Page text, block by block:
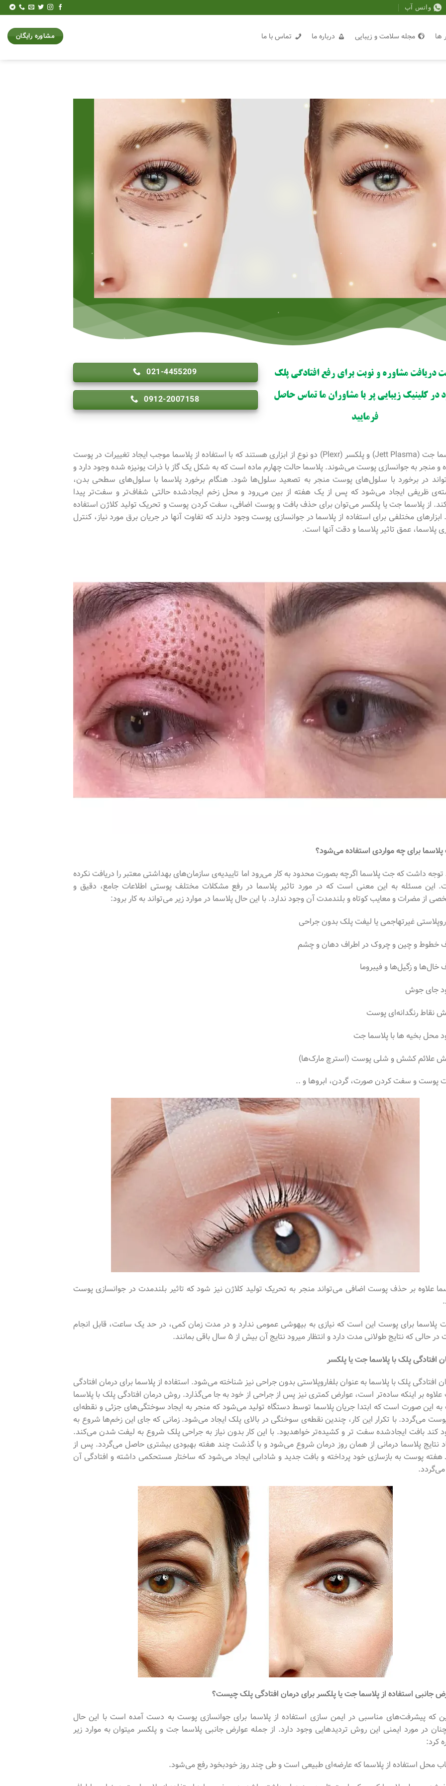
واتس آپ
ها مجله سلامت و زیبایی درباره ما تماس با ما مشاوره رایگان
دریافت مشاوره و نوبت برای رفع افتادگی پلک
در کلینیک زیبایی پر با مشاوران ما تماس حاصل
فرمایید
021-4455209
0912-2007158
پلاسما جت (Jett Plasma) و پلکسر (Plexr) دو نوع از ابزاری هستند که با استفاده از پلاسما موجب ایجاد تغییرات در پوست
و منجر به جوانسازی پوست می‌شوند. پلاسما حالت چهارم ماده است که به شکل یک گاز با ذرات یونیزه شده وجود دارد و
در برخورد با سلول‌های پوست منجر به تصعید سلول‌ها شود. هنگام برخورد پلاسما با سلول‌های سطحی بدن،
ظریفی ایجاد می‌شود که پس از یک هفته از بین می‌رود و محل زخم ایجادشده حالتی شفاف‌تر و سفت‌تر پیدا
از پلاسما جت یا پلکسر می‌توان برای حذف بافت و پوست اضافی، سفت کردن پوست و تحریک تولید کلاژن استفاده
ابزارهای مختلفی برای استفاده از پلاسما در جوانسازی پوست وجود دارند که تفاوت آنها در جریان برق مورد نیاز، کنترل
پلاسما، عمق تاثیر پلاسما و دقت آنها است.
برای چه مواردی استفاده می‌شود؟
توجه داشت که جت پلاسما اگرچه بصورت محدود به کار می‌رود اما تاییدیه‌ی سازمان‌های بهداشتی معتبر را دریافت نکرده
این مسئله به این معنی است که در مورد تاثیر پلاسما در رفع مشکلات مختلف پوستی اطلاعات جامع، دقیق و
از مضرات و معایب کوتاه و بلندمدت آن وجود ندارد. با این حال پلاسما در موارد زیر می‌تواند به کار برود:
غیرتهاجمی یا لیفت پلک بدون جراحی
خطوط و چین و چروک در اطراف دهان و چشم
و زگیل‌ها و فیبروما
جای جوش
نقاط رنگدانه‌ای پوست
محل بخیه ها با پلاسما جت
علائم کشش و شلی پوست (استرچ مارک‌ها)
پوست و سفت کردن صورت، گردن، ابروها و ..
علاوه بر حذف پوست اضافی می‌تواند منجر به تحریک تولید کلاژن نیز شود که تاثیر بلندمدت در جوانسازی پوست
پلاسما برای پوست این است که نیازی به بیهوشی عمومی ندارد و در مدت زمان کمی، در حد یک ساعت، قابل انجام
حالی که نتایج طولانی مدت دارد و انتظار میرود نتایج آن بیش از ۵ سال باقی بمانند.
افتادگی پلک با پلاسما جت یا پلکسر
افتادگی پلک با پلاسما به عنوان بلفاروپلاستی بدون جراحی نیز شناخته می‌شود. استفاده از پلاسما برای درمان افتادگی
بر اینکه ساده‌تر است، عوارض کمتری نیز پس از جراحی از خود به جا می‌گذارد. روش درمان افتادگی پلک با پلاسما
این صورت است که ابتدا جریان پلاسما توسط دستگاه تولید می‌شود که منجر به ایجاد سوختگی‌های جزئی و نقطه‌ای
می‌گردد. با تکرار این کار، چندین نقطه‌ی سوختگی در بالای پلک ایجاد می‌شود. زمانی که جای این زخم‌ها شروع به
کند بافت ایجادشده سفت تر و کشیده‌تر خواهدبود. با این کار بدون نیاز به جراحی پلک شروع به لیفت شدن می‌کند.
نتایج پلاسما درمانی از همان روز درمان شروع می‌شود و با گذشت چند هفته بهبودی بیشتری حاصل می‌گردد. پس از
هفته پوست به بازسازی خود پرداخته و بافت جدید و شادابی ایجاد می‌شود که ساختار مستحکمی داشته و افتادگی آن
جانبی استفاده از پلاسما جت یا پلکسر برای درمان افتادگی پلک چیست؟
که پیشرفت‌های مناسبی در ایمن سازی استفاده از پلاسما برای جوانسازی پوست به دست آمده است با این حال
در مورد ایمنی این روش تردیدهایی وجود دارد. از جمله عوارض جانبی پلاسما جت و پلکسر میتوان به موارد زیر
کرد:
محل استفاده از پلاسما که عارضه‌ای طبیعی است و طی چند روز خودبخود رفع می‌شود.